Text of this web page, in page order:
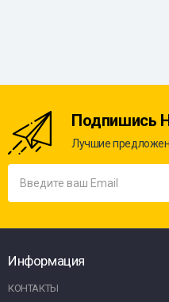
Подпишись
Лучшие
Информация
КОНТАКТЫ